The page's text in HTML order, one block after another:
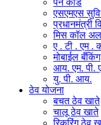
पॅन कार्ड
एसएमएस
प्रधानमंत्री
मिस कॉल
ए . टी . एम .
मोबाईल बँकिंग
आय. एम. पी.
यु. पी. आय.
ठेव योजना
बचत ठेव खाते
चालू ठेव खाते
रिकरिंग ठेव